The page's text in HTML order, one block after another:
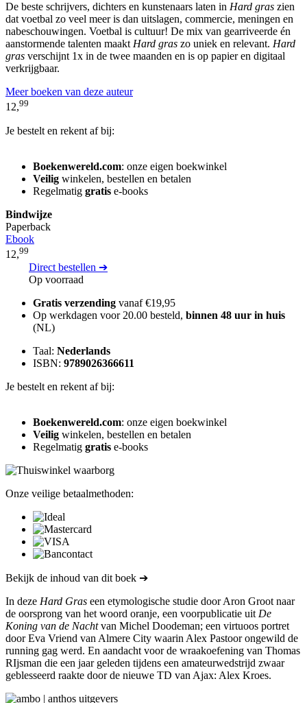
De beste schrijvers, dichters en kunstenaars laten in Hard gras zien
dat voetbal zo veel meer is dan uitslagen, commercie, meningen en
nabeschouwingen. Voetbal is cultuur! De mix van gearriveerde én
aanstormende talenten maakt Hard gras zo uniek en relevant. Hard
gras verschijnt 1x in de twee maanden en is op papier en digitaal
verkrijgbaar.
Meer boeken van deze auteur
12,99
Je bestelt en rekent af bij:
Boekenwereld.com: onze eigen boekwinkel
Veilig winkelen, bestellen en betalen
Regelmatig gratis e-books
Bindwijze
Paperback
Ebook
12,99
Direct bestellen ➔
Op voorraad
Gratis verzending vanaf €19,95
Op werkdagen voor 20.00 besteld, binnen 48 uur in huis
(NL)
Taal: Nederlands
ISBN: 9789026366611
Je bestelt en rekent af bij:
Boekenwereld.com: onze eigen boekwinkel
Veilig winkelen, bestellen en betalen
Regelmatig gratis e-books
Onze veilige betaalmethoden:
Bekijk de inhoud van dit boek ➔
In deze Hard Gras een etymologische studie door Aron Groot naar
de oorsprong van het woord oranje, een voorpublicatie uit De
Koning van de Nachtvan Michel Doodeman; een virtuoos portret
door Eva Vriend van Almere City waarin Alex Pastoor ongewild de
running gag werd. En aandacht voor de wraakoefening van Thomas
RIjsman die een jaar geleden tijdens een amateurwedstrijd zwaar
geblesseerd raakte door de nieuwe TD van Ajax: Alex Kroes.